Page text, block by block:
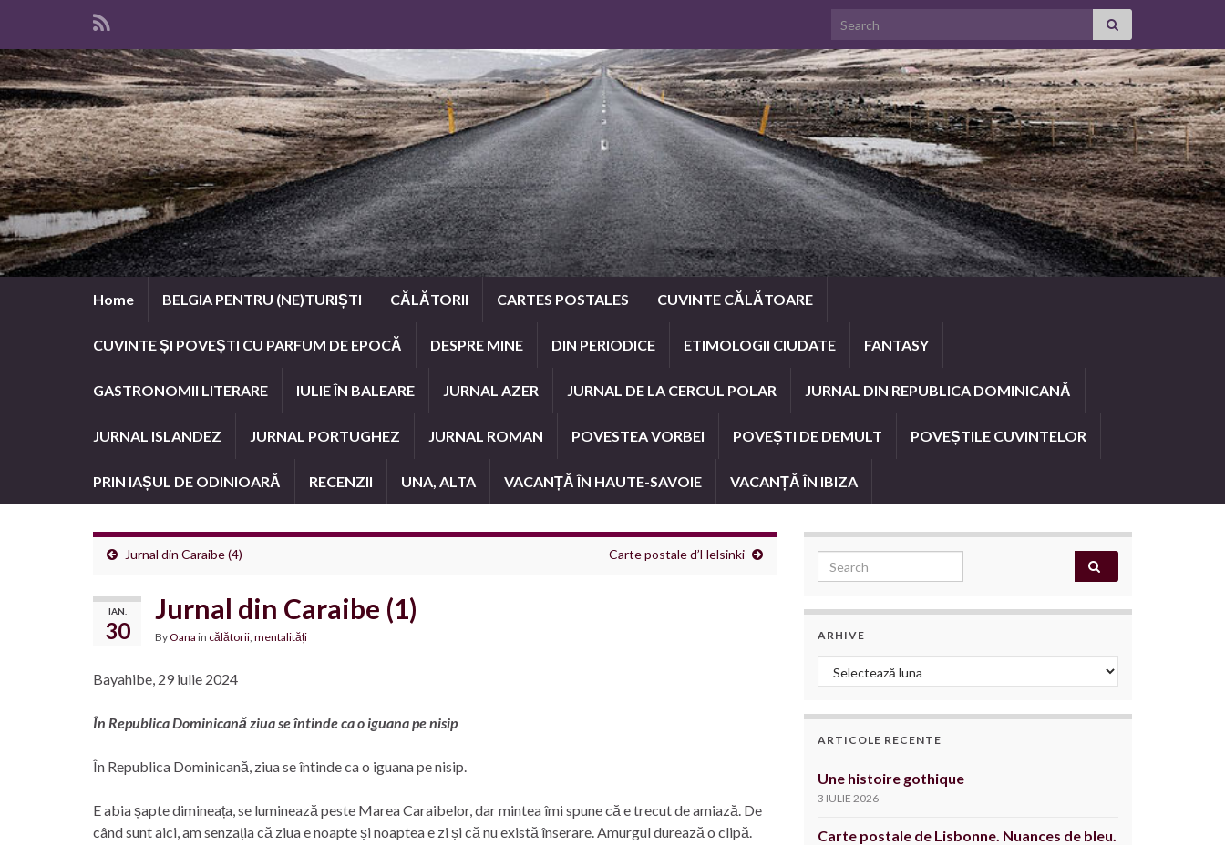
Search for:
Home BELGIA PENTRU (NE)TURIȘTI CĂLĂTORII CARTES POSTALES CUVINTE CĂLĂTOARE
CUVINTE ȘI POVEȘTI CU PARFUM DE EPOCĂ DESPRE MINE DIN PERIODICE ETIMOLOGII CIUDATE FANTASY
GASTRONOMII LITERARE IULIE ÎN BALEARE JURNAL AZER JURNAL DE LA CERCUL POLAR JURNAL DIN REPUBLICA DOMINICANĂ
JURNAL ISLANDEZ JURNAL PORTUGHEZ JURNAL ROMAN POVESTEA VORBEI POVEȘTI DE DEMULT POVEȘTILE CUVINTELOR
PRIN IAȘUL DE ODINIOARĂ RECENZII UNA, ALTA VACANȚĂ ÎN HAUTE-SAVOIE VACANȚĂ ÎN IBIZA
Jurnal din Caraibe (4) Carte postale d’Helsinki
IAN.
30
Jurnal din Caraibe (1)
ByOana in călătorii, mentalități
Bayahibe, 29 iulie 2024
În Republica Dominicană ziua se întinde ca o iguana pe nisip
În Republica Dominicană, ziua se întinde ca o iguana pe nisip.
E abia șapte dimineața, se luminează peste Marea Caraibelor, dar mintea îmi spune că e trecut de amiază. De
când sunt aici, am senzația că ziua e noapte și noaptea e zi și că nu există înserare. Amurgul durează o clipă.
Search for:
ARHIVE
Arhive
ARTICOLE RECENTE
Une histoire gothique
3 IULIE 2026
Carte postale de Lisbonne. Nuances de bleu.